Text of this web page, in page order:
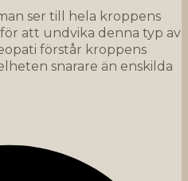
ser till hela kroppens
att undvika denna typ av
förstår kroppens
snarare än enskilda